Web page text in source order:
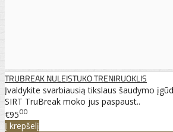
TRUBREAK NULEISTUKO TRENIRUOKLIS
Įvaldykite svarbiausią tikslaus šaudymo
SIRT TruBreak moko jus paspaust..
€9500
Į krepšelį